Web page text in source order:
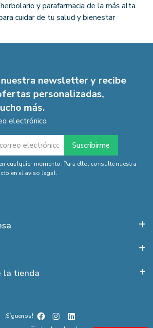
y parafarmacia de la más alta
cuidar de tu salud y bienestar
newsletter y recibe
personalizadas,
más.
electrónico
cualquier momento. Para ello, consulte nuestra
en el aviso legal.
la tienda
¡Síguenos!